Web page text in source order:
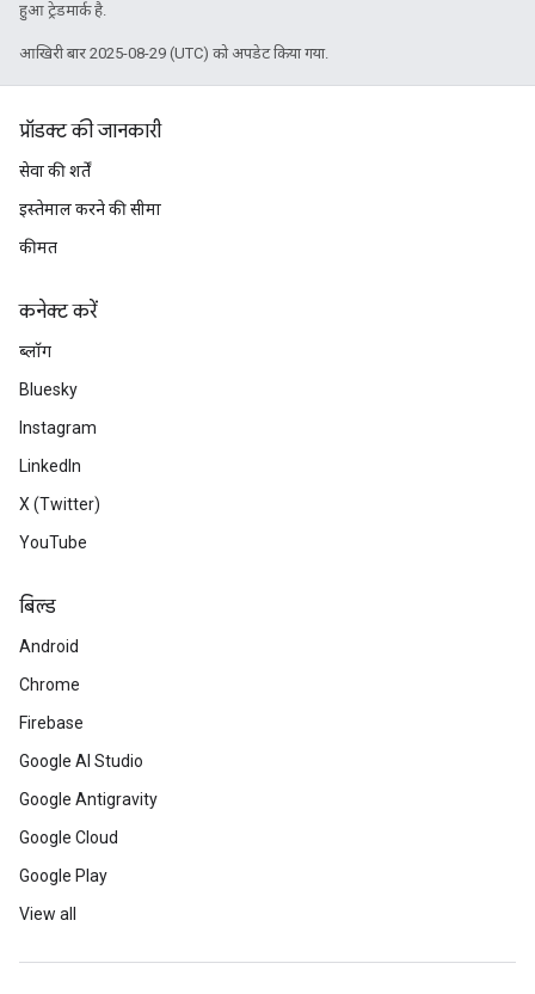
हुआ ट्रेडमार्क है.
आखिरी बार 2025-08-29 (UTC) को अपडेट किया गया.
प्रॉडक्ट की जानकारी
सेवा की शर्तें
इस्तेमाल करने की सीमा
कीमत
कनेक्ट करें
ब्लॉग
Bluesky
Instagram
LinkedIn
X (Twitter)
YouTube
बिल्ड
Android
Chrome
Firebase
Google AI Studio
Google Antigravity
Google Cloud
Google Play
View all